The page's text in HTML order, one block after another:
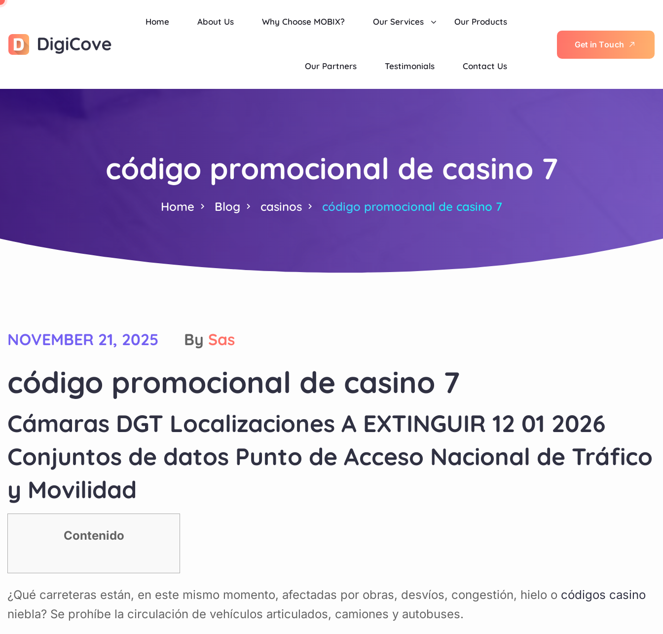
Home About Us Why Choose MOBIX? Our Services Our Products
Our Partners Testimonials Contact Us
Get in Touch
código promocional de casino 7
Home Blog casinos código promocional de casino 7
NOVEMBER 21, 2025 By Sas
código promocional de casino 7
Cámaras DGT Localizaciones A EXTINGUIR 12 01 2026
Conjuntos de datos Punto de Acceso Nacional de Tráfico
y Movilidad
Contenido
¿Qué carreteras están, en este mismo momento, afectadas por obras, desvíos, congestión, hielo o códigos casino
niebla? Se prohíbe la circulación de vehículos articulados, camiones y autobuses.